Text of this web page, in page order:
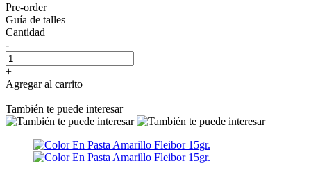
Pre-order
Guía de talles
Cantidad
-
+
Agregar al carrito
También te puede interesar